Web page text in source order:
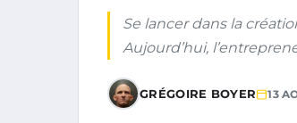
Se lancer dans la
Aujourd’hui,
GRÉGOIRE BOYER 13